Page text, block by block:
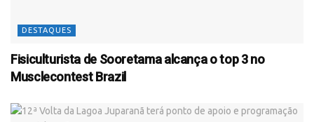
DESTAQUES
Fisiculturista de Sooretama alcança o top 3 no
Musclecontest Brazil